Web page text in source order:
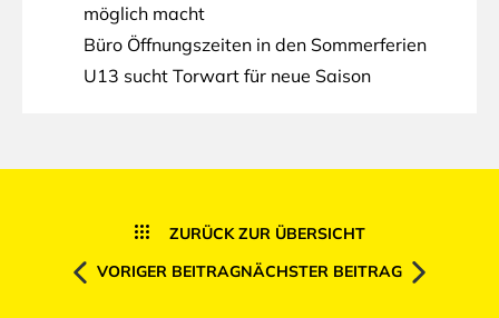
möglich macht
Büro Öffnungszeiten in den Sommerferien
U13 sucht Torwart für neue Saison
ZURÜCK ZUR ÜBERSICHT
VORIGER BEITRAGNÄCHSTER BEITRAG